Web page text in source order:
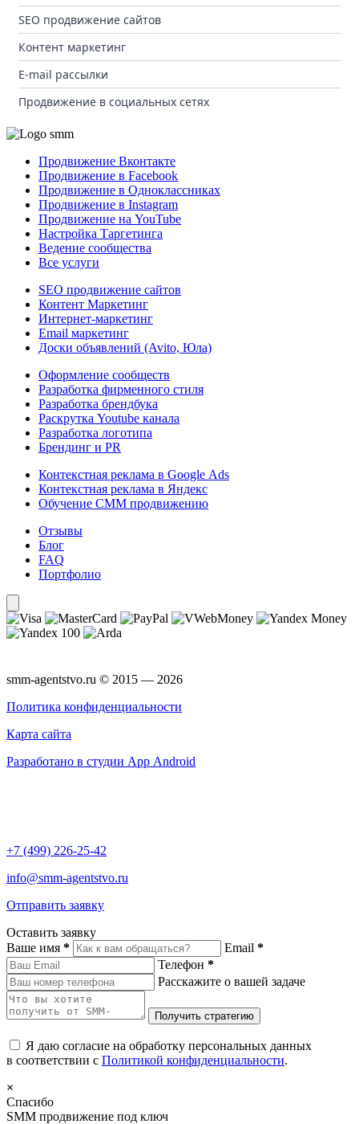
SEO продвижение сайтов
Контент маркетинг
E-mail рассылки
Продвижение в социальных сетях
Продвижение Вконтакте
Продвижение в Facebook
Продвижение в Одноклассниках
Продвижение в Instagram
Продвижение на YouTube
Настройка Таргетинга
Ведение сообщества
Все услуги
SEO продвижение сайтов
Контент Маркетинг
Интернет-маркетинг
Email маркетинг
Доски объявлений (Avito, Юла)
Оформление сообществ
Разработка фирменного стиля
Разработка брендбука
Раскрутка Youtube канала
Разработка логотипа
Брендинг и PR
Контекстная реклама в Google Ads
Контекстная реклама в Яндекс
Обучение СММ продвижению
Отзывы
Блог
FAQ
Портфолио
smm-agentstvo.ru © 2015 — 2026
Политика конфиденциальности
Карта сайта
Разработано в студии App Android
+7 (499) 226-25-42
info@smm-agentstvo.ru
Отправить заявку
Оставить заявку
Ваше имя * Email *
Телефон *
Расскажите о вашей задаче
Я даю согласие на обработку персональных данных
в соответствии с Политикой конфиденциальности.
×
Спасибо
SMM продвижение под ключ